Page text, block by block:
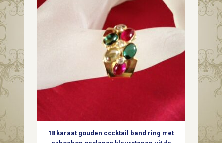
18 karaat gouden cocktail band ring met